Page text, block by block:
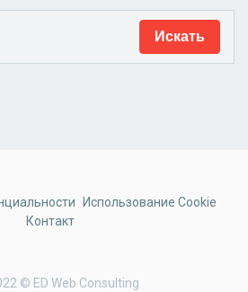
© ED Web Consulting
Использование Cookie
Контакт